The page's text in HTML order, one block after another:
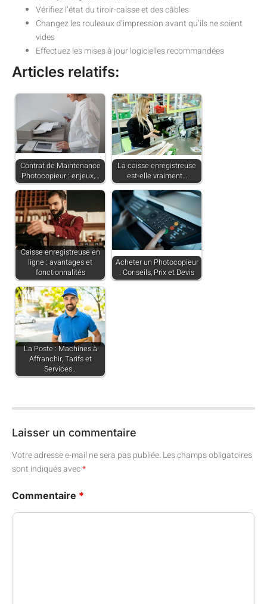
Vérifiez l’état du tiroir-caisse et des câbles
Changez les rouleaux d’impression avant qu’ils ne soient
vides
Effectuez les mises à jour logicielles recommandées
Articles relatifs:
Contrat de Maintenance
Photocopieur : enjeux,…
La caisse enregistreuse
est-elle vraiment…
Caisse enregistreuse en
ligne : avantages et
fonctionnalités
Acheter un Photocopieur
: Conseils, Prix et Devis
La Poste : Machines à
Affranchir, Tarifs et
Services…
Laisser un commentaire
Votre adresse e-mail ne sera pas publiée. Les champs obligatoires
sont indiqués avec*
Commentaire *